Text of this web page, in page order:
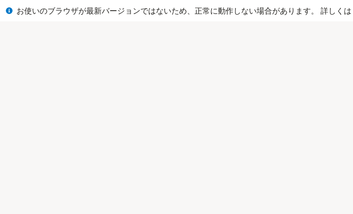
お使いのブラウザが最新バージョンではないため、正常に動作しない場合があります。 詳しくは